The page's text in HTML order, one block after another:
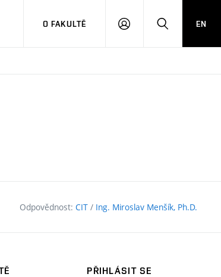
O FAKULTĚ
PŘIHLÁSITHLEDAT
EN
Odpovědnost: CIT / Ing. Miroslav Menšík, Ph.D.
PŘIHLÁSIT SE